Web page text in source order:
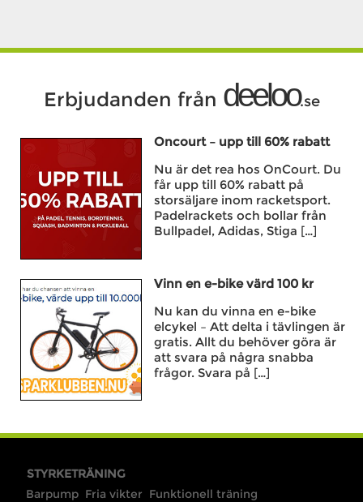
Erbjudanden från deeloo.se
Oncourt – upp till 60% rabatt
Nu är det rea hos OnCourt. Du
får upp till 60% rabatt på
storsäljare inom racketsport.
Padelrackets och bollar från
Bullpadel, Adidas, Stiga […]
Vinn en e-bike värd 100 kr
Nu kan du vinna en e-bike
elcykel – Att delta i tävlingen är
gratis. Allt du behöver göra är
att svara på några snabba
frågor. Svara på […]
STYRKETRÄNING
Barpump Fria vikter Funktionell träning